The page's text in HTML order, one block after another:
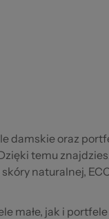
damskie oraz
temu
naturalnej,
małe, jak i